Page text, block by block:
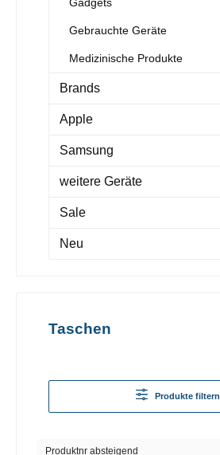
Gebrauchte Geräte
Medizinische Produkte
Brands
Apple
Samsung
weitere Geräte
Sale
Neu
Taschen
Produkte filtern